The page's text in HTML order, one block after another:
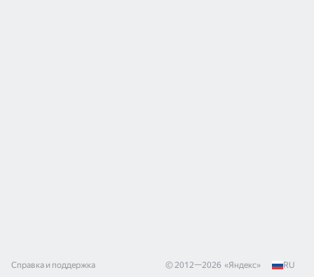
Справка и поддержка © 2012—2026 «Яндекс» RU